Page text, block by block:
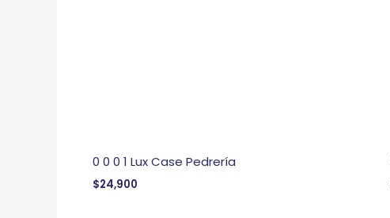
0 0 0 1 Lux Case Pedrería
$24,900